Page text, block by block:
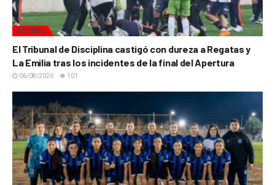
FÚTBOL
El Tribunal de Disciplina castigó con dureza a Regatas y
La Emilia tras los incidentes de la final del Apertura
06/08/2026 101